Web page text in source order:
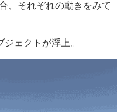
、それぞれの動きをみて
ェクトが浮上。